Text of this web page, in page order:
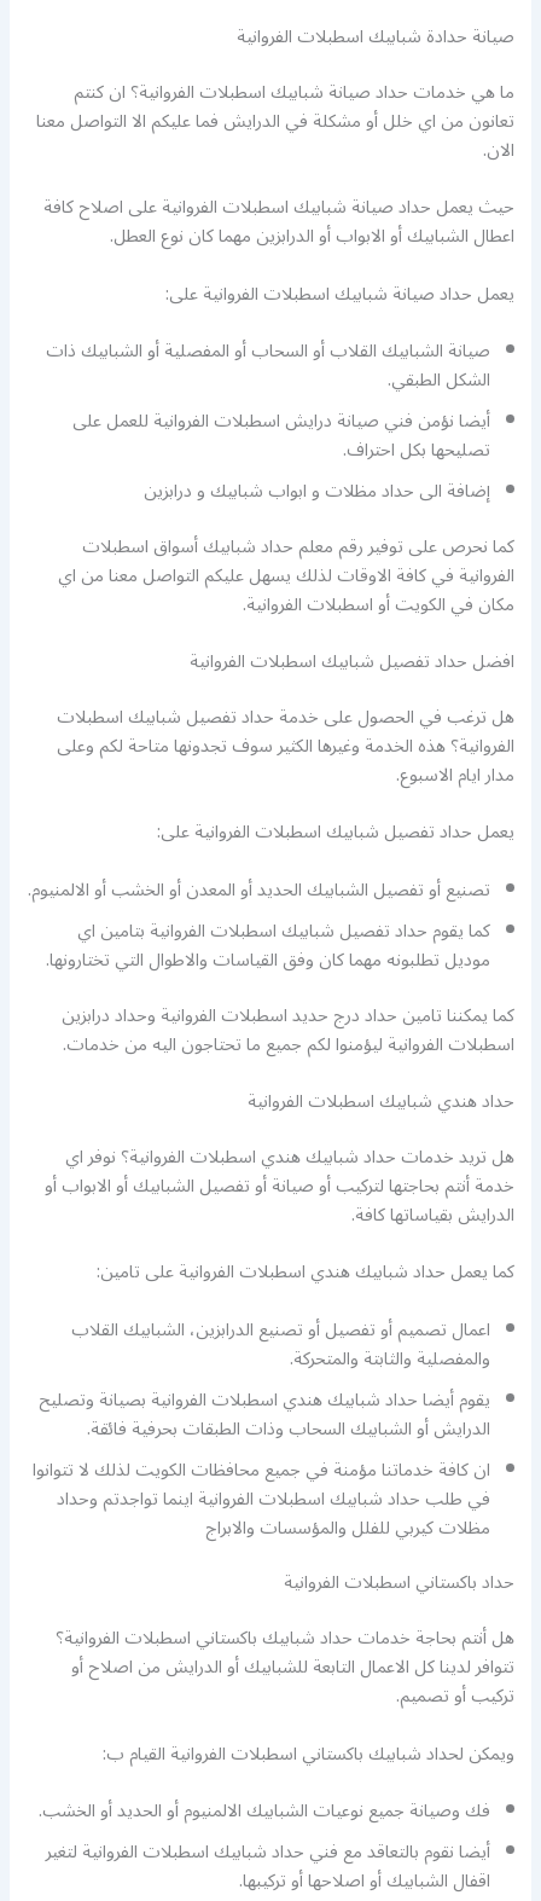
صيانة حدادة شبابيك اسطبلات الفروانية
ما هي خدمات حداد صيانة شبابيك اسطبلات الفروانية؟ ان كنتم
تعانون من اي خلل أو مشكلة في الدرايش فما عليكم الا التواصل معنا
الان.
حيث يعمل حداد صيانة شبابيك اسطبلات الفروانية على اصلاح كافة
اعطال الشبابيك أو الابواب أو الدرابزين مهما كان نوع العطل.
يعمل حداد صيانة شبابيك اسطبلات الفروانية على:
صيانة الشبابيك القلاب أو السحاب أو المفصلية أو الشبابيك ذات
الشكل الطبقي.
أيضا نؤمن فني صيانة درايش اسطبلات الفروانية للعمل على
تصليحها بكل احتراف.
إضافة الى حداد مظلات و ابواب شبابيك و درابزين
كما نحرص على توفير رقم معلم حداد شبابيك أسواق اسطبلات
الفروانية في كافة الاوقات لذلك يسهل عليكم التواصل معنا من اي
مكان في الكويت أو اسطبلات الفروانية.
افضل حداد تفصيل شبابيك اسطبلات الفروانية
هل ترغب في الحصول على خدمة حداد تفصيل شبابيك اسطبلات
الفروانية؟ هذه الخدمة وغيرها الكثير سوف تجدونها متاحة لكم وعلى
مدار ايام الاسبوع.
يعمل حداد تفصيل شبابيك اسطبلات الفروانية على:
تصنيع أو تفصيل الشبابيك الحديد أو المعدن أو الخشب أو الالمنيوم.
كما يقوم حداد تفصيل شبابيك اسطبلات الفروانية بتامين اي
موديل تطلبونه مهما كان وفق القياسات والاطوال التي تختارونها.
كما يمكننا تامين حداد درج حديد اسطبلات الفروانية وحداد درابزين
اسطبلات الفروانية ليؤمنوا لكم جميع ما تحتاجون اليه من خدمات.
حداد هندي شبابيك اسطبلات الفروانية
هل تريد خدمات حداد شبابيك هندي اسطبلات الفروانية؟ نوفر اي
خدمة أنتم بحاجتها لتركيب أو صيانة أو تفصيل الشبابيك أو الابواب أو
الدرايش بقياساتها كافة.
كما يعمل حداد شبابيك هندي اسطبلات الفروانية على تامين:
اعمال تصميم أو تفصيل أو تصنيع الدرابزين، الشبابيك القلاب
والمفصلية والثابتة والمتحركة.
يقوم أيضا حداد شبابيك هندي اسطبلات الفروانية بصيانة وتصليح
الدرايش أو الشبابيك السحاب وذات الطبقات بحرفية فائقة.
ان كافة خدماتنا مؤمنة في جميع محافظات الكويت لذلك لا تتوانوا
في طلب حداد شبابيك اسطبلات الفروانية اينما تواجدتم وحداد
مظلات كيربي للفلل والمؤسسات والابراج
حداد باكستاني اسطبلات الفروانية
هل أنتم بحاجة خدمات حداد شبابيك باكستاني اسطبلات الفروانية؟
تتوافر لدينا كل الاعمال التابعة للشبابيك أو الدرايش من اصلاح أو
تركيب أو تصميم.
ويمكن لحداد شبابيك باكستاني اسطبلات الفروانية القيام ب:
فك وصيانة جميع نوعيات الشبابيك الالمنيوم أو الحديد أو الخشب.
أيضا نقوم بالتعاقد مع فني حداد شبابيك اسطبلات الفروانية لتغير
اقفال الشبابيك أو اصلاحها أو تركيبها.